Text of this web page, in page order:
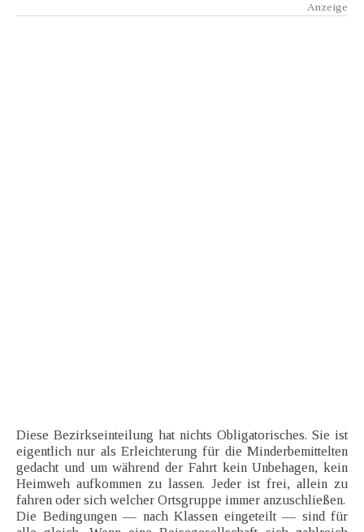
Diese Bezirkseinteilung hat nichts Obligatorisches. Sie ist
eigentlich nur als Erleichterung für die Minderbemittelten
gedacht und um während der Fahrt kein Unbehagen, kein
Heimweh aufkommen zu lassen. Jeder ist frei, allein zu
fahren oder sich welcher Ortsgruppe immer anzuschließen.
Die Bedingungen — nach Klassen eingeteilt — sind für